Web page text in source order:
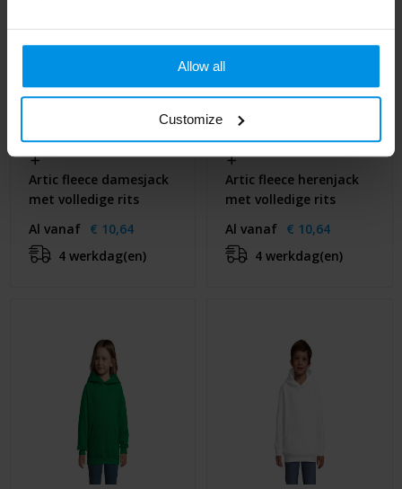
Allow all
Customize
Artic fleece damesjack
met volledige rits
Al vanaf € 10,64
4 werkdag(en)
Artic fleece herenjack
met volledige rits
Al vanaf € 10,64
4 werkdag(en)